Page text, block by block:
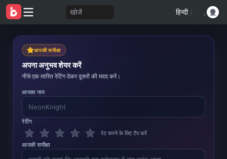
खोजें हिन्दी /
आपकी समीक्षा
अपना अनुभव शेयर करें
नीचे एक त्वरित रेटिंग देकर दूसरों की मदद करें।
आपका नाम
रेटिंग
रेट करने के लिए टैप करें
आपकी समीक्षा